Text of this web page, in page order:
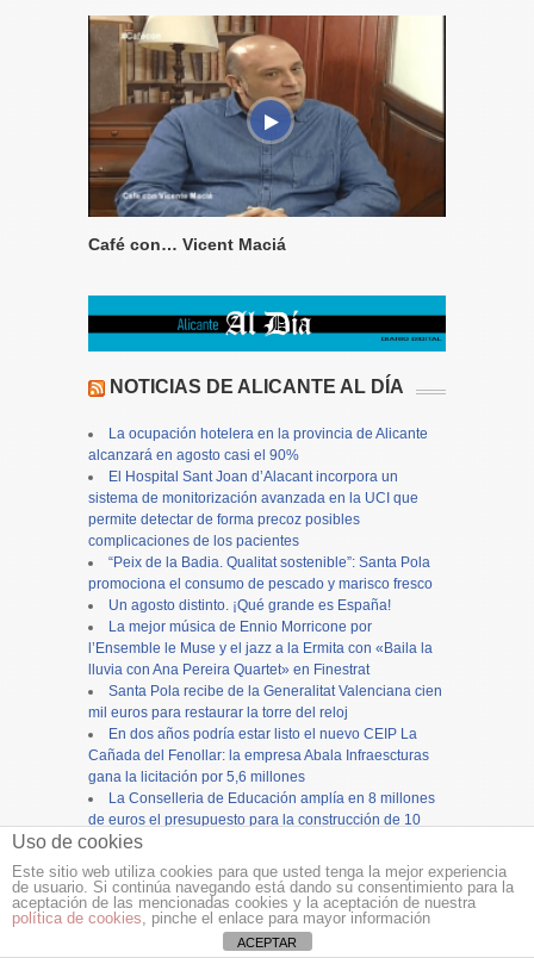
Café con… Vicent Maciá
NOTICIAS DE ALICANTE AL DÍA
La ocupación hotelera en la provincia de Alicante
alcanzará en agosto casi el 90%
El Hospital Sant Joan d’Alacant incorpora un
sistema de monitorización avanzada en la UCI que
permite detectar de forma precoz posibles
complicaciones de los pacientes
“Peix de la Badia. Qualitat sostenible”: Santa Pola
promociona el consumo de pescado y marisco fresco
Un agosto distinto. ¡Qué grande es España!
La mejor música de Ennio Morricone por
l’Ensemble le Muse y el jazz a la Ermita con «Baila la
lluvia con Ana Pereira Quartet» en Finestrat
Santa Pola recibe de la Generalitat Valenciana cien
mil euros para restaurar la torre del reloj
En dos años podría estar listo el nuevo CEIP La
Cañada del Fenollar: la empresa Abala Infraescturas
gana la licitación por 5,6 millones
La Conselleria de Educación amplía en 8 millones
de euros el presupuesto para la construcción de 10
centros educativos en la Comunitat Valenciana
Sanidad refuerza las urgencias extrahospitalarias,
hospitalarias y servicios de Oftalmología con motivo
del eclipse solar
VOX denuncia el colapso de la concejalía de
Urbanismo en Alicante y reclama más personal para
Uso de cookies
Este sitio web utiliza cookies para que usted tenga la mejor experiencia
de usuario. Si continúa navegando está dando su consentimiento para la
aceptación de las mencionadas cookies y la aceptación de nuestra
política de cookies, pinche el enlace para mayor información
ACEPTAR